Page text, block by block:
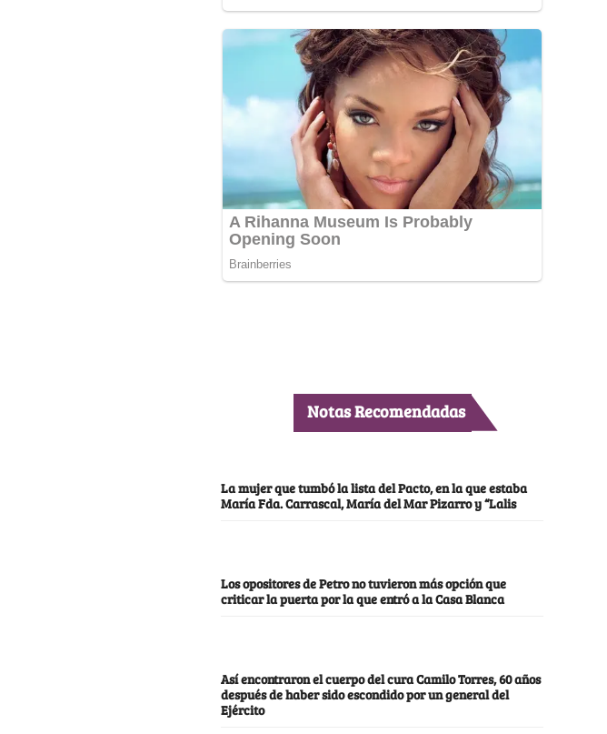
Notas Recomendadas
La mujer que tumbó la lista del Pacto, en la que estaba
María Fda. Carrascal, María del Mar Pizarro y “Lalis
Los opositores de Petro no tuvieron más opción que
criticar la puerta por la que entró a la Casa Blanca
Así encontraron el cuerpo del cura Camilo Torres, 60 años
después de haber sido escondido por un general del
Ejército